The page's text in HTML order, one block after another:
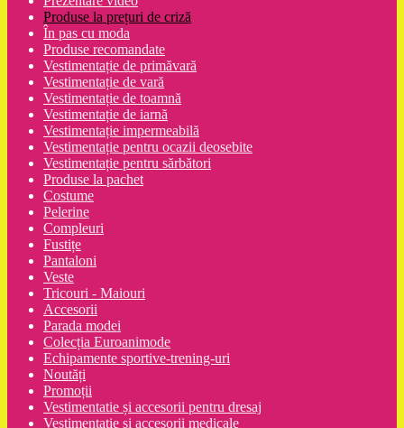
Produse la prețuri de criză
În pas cu moda
Produse recomandate
Vestimentație de primăvară
Vestimentație de vară
Vestimentație de toamnă
Vestimentație de iarnă
Vestimentație impermeabilă
Vestimentație pentru ocazii deosebite
Vestimentație pentru sărbători
Produse la pachet
Costume
Pelerine
Compleuri
Fustițe
Pantaloni
Veste
Tricouri - Maiouri
Accesorii
Parada modei
Colecția Euroanimode
Echipamente sportive-trening-uri
Noutăți
Promoții
Vestimentatie și accesorii pentru dresaj
Vestimentație și accesorii medicale